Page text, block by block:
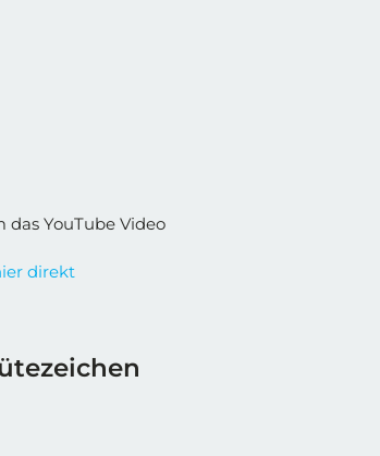
das YouTube Video
direkt